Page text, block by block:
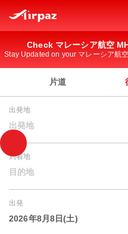
Check マレーシア航空
Stay Updated on your マレーシア航
片道
出発地
出発地
到着地
目的地
出発
2026年8月8日(土)